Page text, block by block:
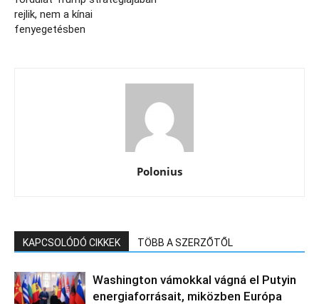
rejlik, nem a kínai
fenyegetésben
Polonius
KAPCSOLÓDÓ CIKKEK TÖBB A SZERZŐTŐL
Washington vámokkal vágná el Putyin
energiaforrásait, miközben Európa